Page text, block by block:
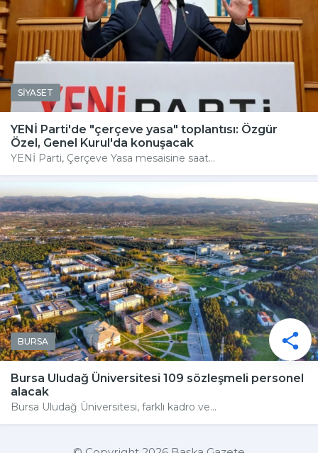
SİYASET
YENİ Parti'de "çerçeve yasa" toplantısı: Özgür
Özel, Genel Kurul'da konuşacak
YENİ Parti, Çerçeve Yasa mesaisine saat...
BURSA
Bursa Uludağ Üniversitesi 109 sözleşmeli personel
alacak
Bursa Uludağ Üniversitesi, farklı kadro ve...